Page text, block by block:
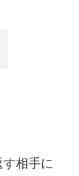
す相手に